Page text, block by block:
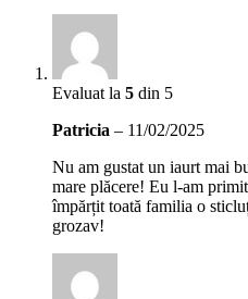
Evaluat la 5 din 5
Patricia – 11/02/2025
Nu am gustat un iaurt mai
mare plăcere! Eu l-am
împărțit toată familia o
grozav!